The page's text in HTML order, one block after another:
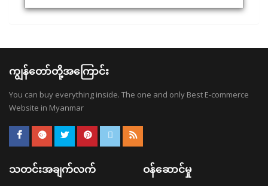
ကျွန်တော်တို့အကြောင်း
You can buy everything inside. The one and only Best E-commerce
Website in Myanmar
သတင်းအချက်လက် ဝန်ဆောင်မှု